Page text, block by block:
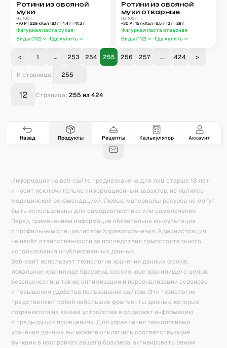
Ротини из овсяной
муки
На 100 г:
~70 ₽| 229 кКал| 8,1 г| 4,4 г| 41,3 г
Фигурная паста сухая
Виды (112) Где купить
Ротини из овсяной
муки отварные
На 100 г:
~30 ₽ | 157кКал | 6,5 г | 3 г | 29 г
Фигурная паста отварная
Виды (112) Где купить
< 1 … 253 254 255 256 257 … 424 >
К странице:
Страница: 255 из424
12
Назад Продукты Рецепты Калькулятор Аккаунт
Гастро-сеты 8 Рецепты 171 Продукты 5078 42
База знаний Калькулятор калорий
Информация на веб-сайте предназначена для лиц старше 18 лет
и носит исключительно информационный характер, не являясь
медицинской рекомендацией. Любые материалы ресурса не могут
быть использованы для самодиагностики или самолечения.
Перед применением информации обязательна консультация
с профильным специалистом здравоохранения. Администрация
не несёт ответственности за последствия самостоятельного
использования опубликованных данных.
Веб-сайт использует технологии хранения данных (cookie,
локальное хранилище браузера, сессионное хранилище) с целью
безопасности, а также оптимизации и персонализации сервисов
и повышения удобства пользования сайтом. Эти технологии
представляют собой небольшие фрагменты данных, которые
сохраняются на вашем устройстве и содержат информацию
о предыдущих посещениях. Для управления технологиями
хранения данных вы можете отключить соответствующие
функции в настройках вашего браузера, активировать режим